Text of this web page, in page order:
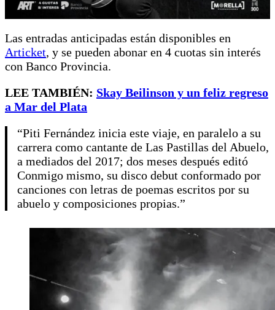
Las entradas anticipadas están disponibles en
Articket, y se pueden abonar en 4 cuotas sin interés
con Banco Provincia.
LEE TAMBIÉN: Skay Beilinson y un feliz regreso
a Mar del Plata
“Piti Fernández inicia este viaje, en paralelo a su
carrera como cantante de Las Pastillas del Abuelo,
a mediados del 2017; dos meses después editó
Conmigo mismo, su disco debut conformado por
canciones con letras de poemas escritos por su
abuelo y composiciones propias.”